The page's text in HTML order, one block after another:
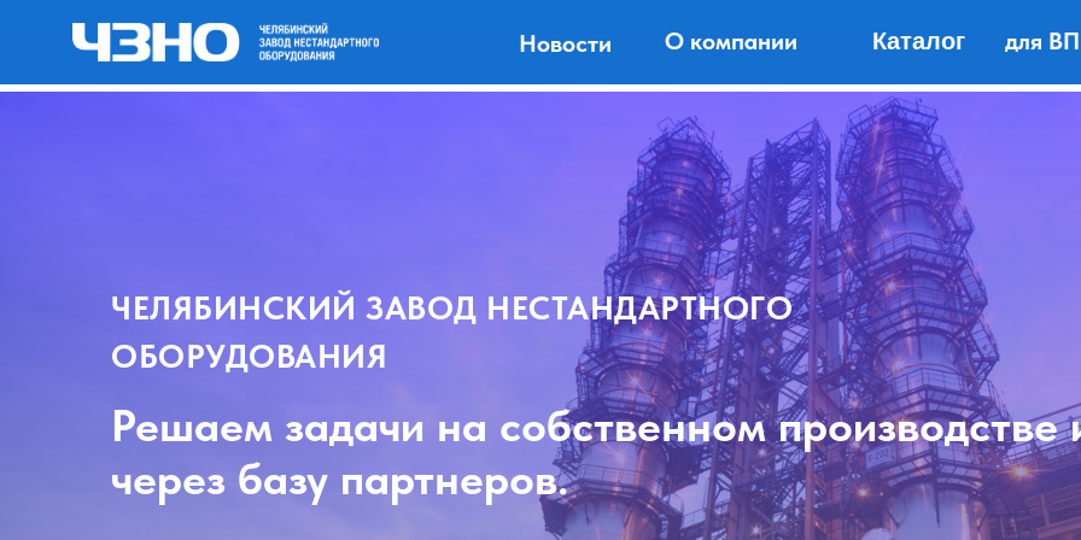
О компании
Для ВПК Каталог
О компании Каталог для
Новости
Решаем задачи на собственном производстве
через базу партнеров.
ЧЕЛЯБИНСКИЙ ЗАВОД НЕСТАНДАРТНОГО
ОБОРУДОВАНИЯ